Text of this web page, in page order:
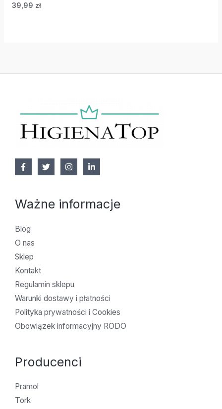
39,99 zł
Ważne informacje
Blog
O nas
Sklep
Kontakt
Regulamin sklepu
Warunki dostawy i płatności
Polityka prywatności i Cookies
Obowiązek informacyjny RODO
Producenci
Pramol
Tork